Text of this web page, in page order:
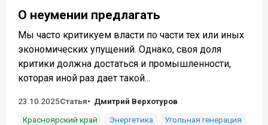
О неумении предлагать
Мы часто критикуем власти по части тех или иных
экономических упущений. Однако, своя доля
критики должна достаться и промышленности,
которая иной раз дает такой...
23.10.2025Статья
Дмитрий Верхотуров
Красноярский край
Энергетика
Угольная генерация